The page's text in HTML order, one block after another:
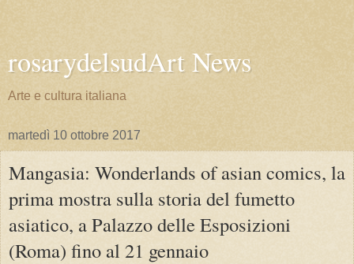
rosarydelsudArt News
Arte e cultura italiana
martedì 10 ottobre 2017
Mangasia: Wonderlands of asian comics, la
prima mostra sulla storia del fumetto
asiatico, a Palazzo delle Esposizioni
(Roma) fino al 21 gennaio